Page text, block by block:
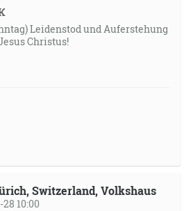
Leidenstod und Auferstehung
Christus!
Switzerland, Volkshaus
10:00